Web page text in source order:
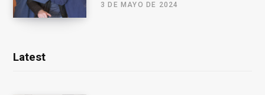
3 DE MAYO DE 2024
Latest